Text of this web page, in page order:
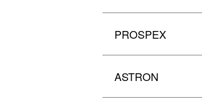
PROSPEX
ASTRON